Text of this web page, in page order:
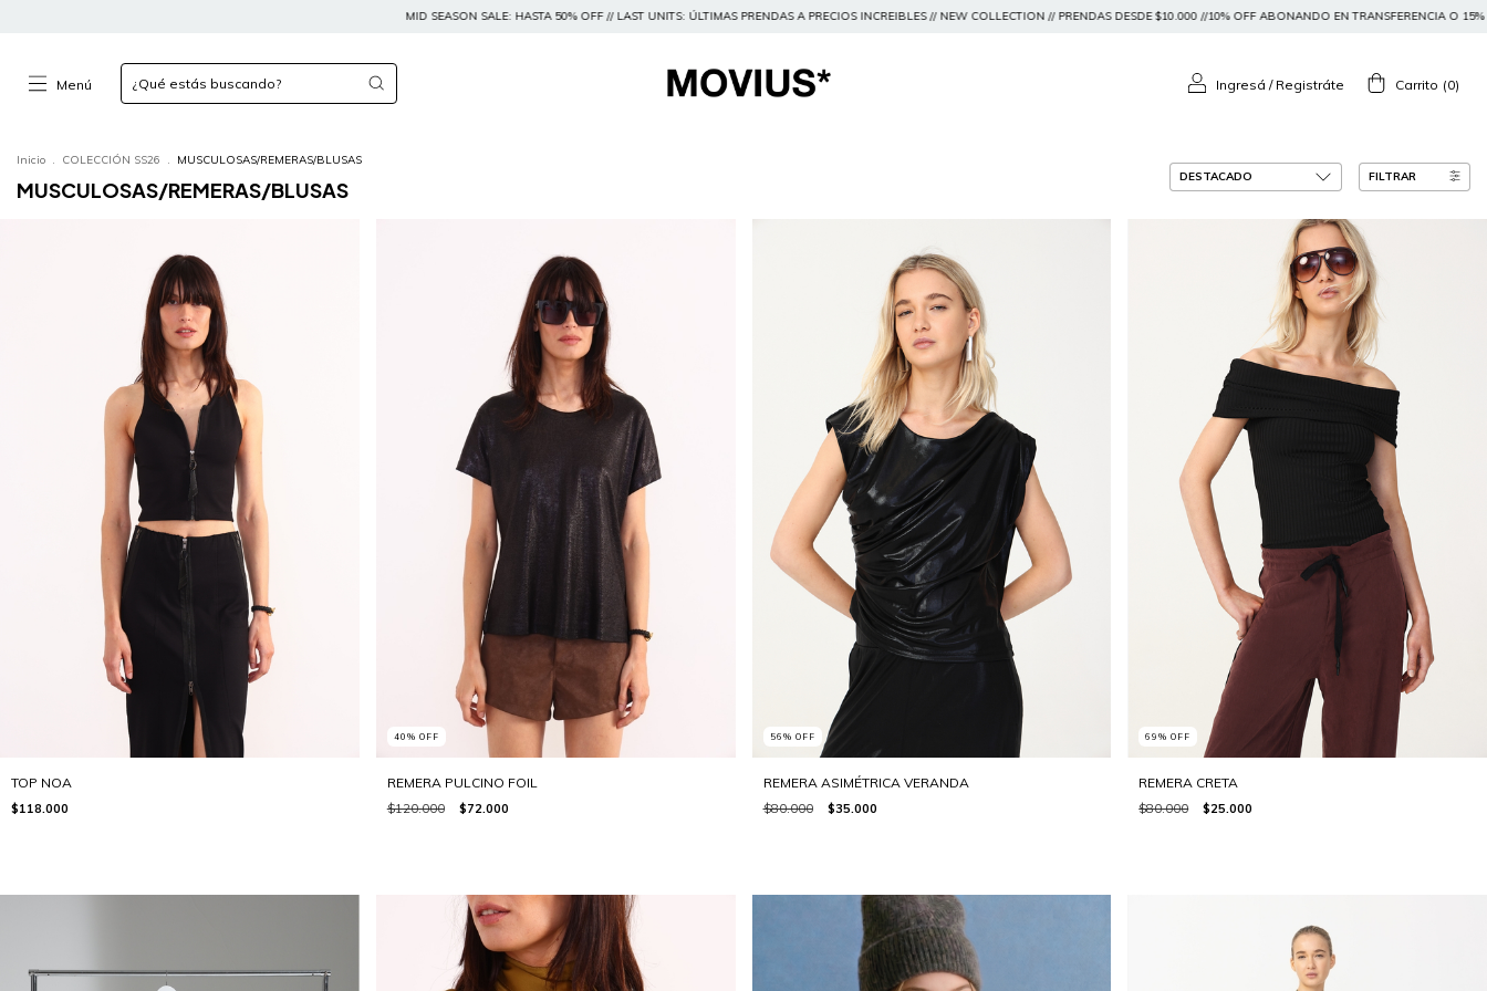
MID SEASON SALE: HASTA 50% OFF // LAST UNITS: ÚLTIMAS PRENDAS A PRECIOS INCREIBLES // NEW COLLECTION // PRENDAS DESDE $10.000 //10% OFF ABONANDO EN TRANSFERENCIA O 15% OFF EN EFECTIVO // ENVÍO
Menú Ingresá / Registráte Carrito (0)
Inicio . COLECCIÓN SS26 . MUSCULOSAS/REMERAS/BLUSAS
MUSCULOSAS/REMERAS/BLUSAS
FILTRAR
TOP NOA
$118.000
40 % OFF
REMERA PULCINO FOIL
$120.000 $72.000
56 % OFF
REMERA ASIMÉTRICA VERANDA
$80.000 $35.000
69%OFF
REMERA CRETA
$80.000 $25.000